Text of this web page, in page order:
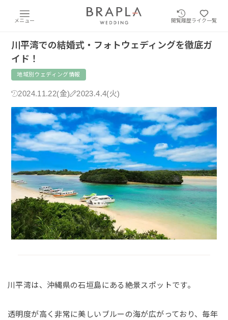
メニュー 閲覧履歴ライク一覧
川平湾での結婚式・フォトウェディングを徹底ガ
イド！
地域別ウェディング情報
2024.11.22(金) 2023.4.4(火)
川平湾は、沖縄県の石垣島にある絶景スポットです。
透明度が高く非常に美しいブルーの海が広がっており、毎年